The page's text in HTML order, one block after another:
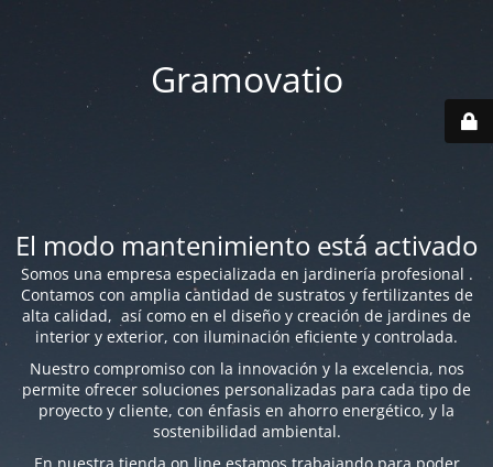
Gramovatio
El modo mantenimiento está activado
Somos una empresa especializada en jardinería profesional .
Contamos con amplia cantidad de sustratos y fertilizantes de
alta calidad, así como en el diseño y creación de jardines de
interior y exterior, con iluminación eficiente y controlada.
Nuestro compromiso con la innovación y la excelencia, nos
permite ofrecer soluciones personalizadas para cada tipo de
proyecto y cliente, con énfasis en ahorro energético, y la
sostenibilidad ambiental.